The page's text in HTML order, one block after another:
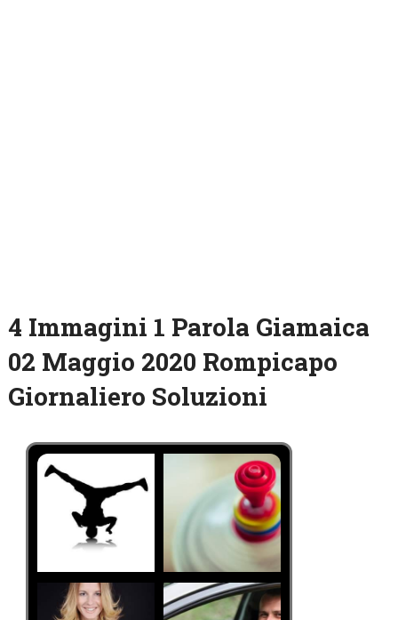
4 Immagini 1 Parola Giamaica
02 Maggio 2020 Rompicapo
Giornaliero Soluzioni